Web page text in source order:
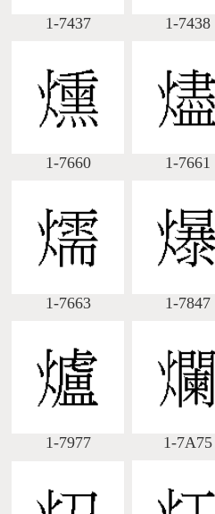
1-7437 1-7438
1-7660 1-7661
1-7663 1-7847
1-7977 1-7A75